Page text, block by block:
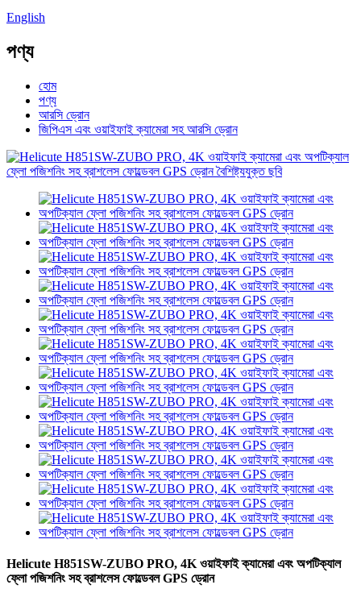
English
পণ্য
হোম
পণ্য
আরসি ড্রোন
জিপিএস এবং ওয়াইফাই ক্যামেরা সহ আরসি ড্রোন
Helicute H851SW-ZUBO PRO, 4K ওয়াইফাই ক্যামেরা এবং অপটিক্যাল
ফ্লো পজিশনিং সহ ব্রাশলেস ফোল্ডেবল GPS ড্রোন